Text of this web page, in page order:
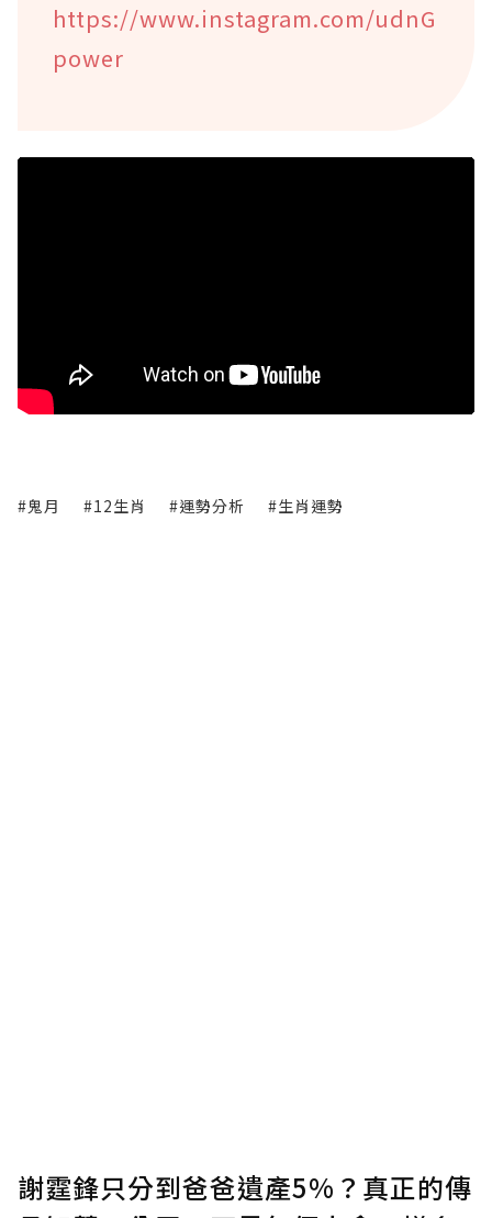
https://www.instagram.com/udnG
power
#鬼月 #12生肖 #運勢分析 #生肖運勢
謝霆鋒只分到爸爸遺產5%？真正的傳